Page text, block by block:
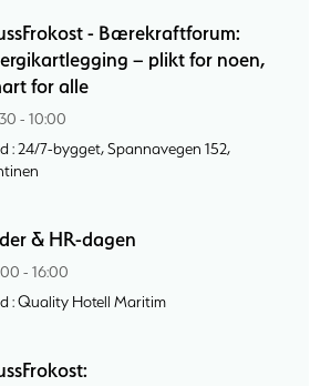
- Bærekraftforum:
– plikt for noen,
for alle
- 10:00
: 24/7-bygget, Spannavegen 152,
& HR-dagen
- 16:00
: Quality Hotell Maritim